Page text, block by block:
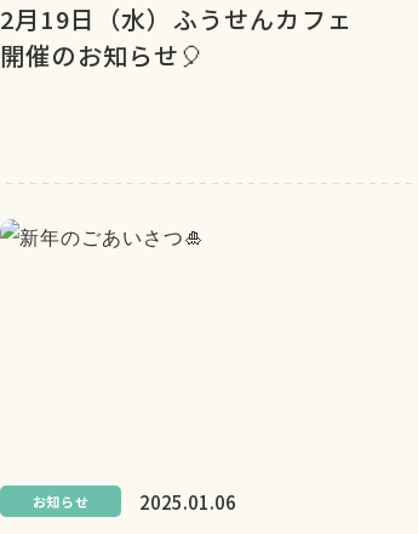
2月19日（水）ふうせんカフェ
開催のお知らせ🎈
お知らせ 2025.01.06